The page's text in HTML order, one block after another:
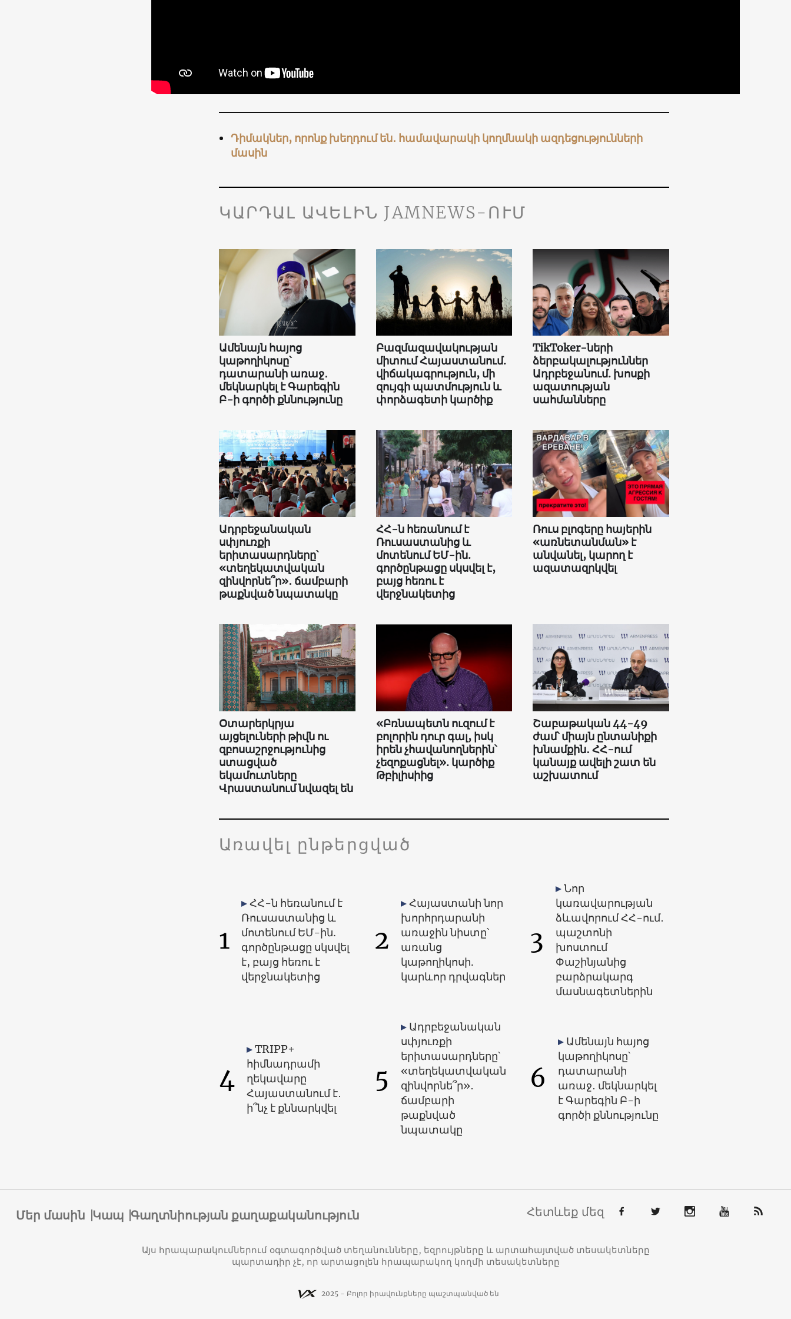
Դիմակներ, որոնք խեղդում են․ համավարակի կողմնակի ազդեցությունների
մասին
ԿԱՐԴԱԼ ԱՎԵԼԻՆ JAMNEWS-ՈՒՄ
Ամենայն հայոց
կաթողիկոսը՝
դատարանի առաջ․
մեկնարկել է Գարեգին
Բ-ի գործի քննությունը
Բազմազավակության
միտում Հայաստանում.
վիճակագրություն, մի
զույգի պատմություն և
փորձագետի կարծիք
TikToker-ների
ձերբակալություններ
Ադրբեջանում. խոսքի
ազատության
սահմանները
Ադրբեջանական
սփյուռքի
երիտասարդները՝
«տեղեկատվական
զինվորնե՞ր»․ ճամբարի
թաքնված նպատակը
ՀՀ-ն հեռանում է
Ռուսաստանից և
մոտենում ԵՄ-ին.
գործընթացը սկսվել է,
բայց հեռու է
վերջնակետից
Ռուս բլոգերը հայերին
«առնետանման» է
անվանել, կարող է
ազատազրկվել
Օտարերկրյա
այցելուների թիվն ու
զբոսաշրջությունից
ստացված
եկամուտները
Վրաստանում նվազել են
«Բռնապետն ուզում է
բոլորին դուր գալ, իսկ
իրեն չհավանողներին՝
չեզոքացնել». կարծիք
Թբիլիսիից
Շաբաթական 44-49
ժամ՝ միայն ընտանիքի
խնամքին․ ՀՀ-ում
կանայք ավելի շատ են
աշխատում
Առավել ընթերցված
1
ՀՀ-ն հեռանում է
Ռուսաստանից և
մոտենում ԵՄ-ին.
գործընթացը սկսվել
է, բայց հեռու է
վերջնակետից
2
Հայաստանի նոր
խորհրդարանի
առաջին նիստը՝
առանց
կաթողիկոսի.
կարևոր դրվագներ
3
Նոր
կառավարության
ձևավորում ՀՀ-ում․
պաշտոնի
խոստում
Փաշինյանից
բարձրակարգ
մասնագետներին
4
TRIPP+
հիմնադրամի
ղեկավարը
Հայաստանում է․
ի՞նչ է քննարկվել
5
Ադրբեջանական
սփյուռքի
երիտասարդները՝
«տեղեկատվական
զինվորնե՞ր»․
ճամբարի
թաքնված
նպատակը
6
Ամենայն հայոց
կաթողիկոսը՝
դատարանի
առաջ․ մեկնարկել
է Գարեգին Բ-ի
գործի քննությունը
Մեր մասին Կապ Գաղտնիության քաղաքականություն Հետևեք մեզ
Այս հրապարակումներում օգտագործված տեղանունները, եզրույթները և արտահայտված տեսակետները
պարտադիր չէ, որ արտացոլեն հրապարակող կողմի տեսակետները
2025 - Բոլոր իրավունքները պաշտպանված են